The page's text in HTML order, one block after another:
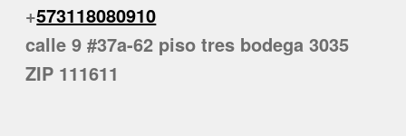
+573118080910
calle 9 #37a-62 piso tres bodega 3035
ZIP 111611